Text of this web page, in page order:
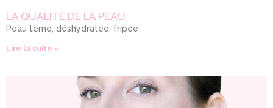
LA QUALITE DE LA PEAU
Peau terne, déshydratée, fripée
Lire la suite »